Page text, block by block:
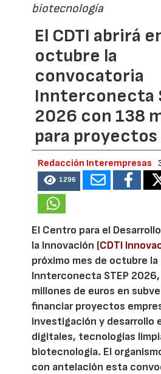
biotecnología
El CDTI abrirá
octubre la
convocatoria
Innterconecta
2026 con 138
para proyectos
Redacción Interempresas
1296
El Centro para el
la Innovación (CDTI
próximo mes de octubre
Innterconecta STEP
millones de euros en
financiar proyectos
investigación y desarrollo
digitales, tecnologías
biotecnología. El
con antelación esta